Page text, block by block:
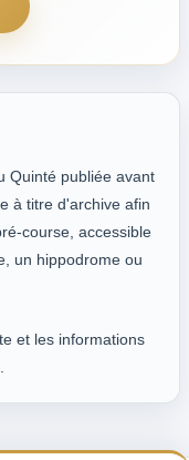
Quinté publiée avant
à titre d'archive afin
course, accessible
un hippodrome ou
et les informations